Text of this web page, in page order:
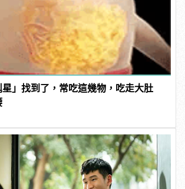
」找到了，常吃這幾物，吃走大肚